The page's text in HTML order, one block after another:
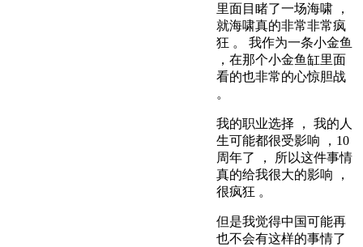
里面目睹了一场海啸 ，
就海啸真的非常非常疯
狂 。 我作为一条小金鱼
，在那个小金鱼缸里面
看的也非常的心惊胆战
。
我的职业选择 ， 我的人
生可能都很受影响 ，10
周年了 ， 所以这件事情
真的给我很大的影响 ，
很疯狂 。
但是我觉得中国可能再
也不会有这样的事情了